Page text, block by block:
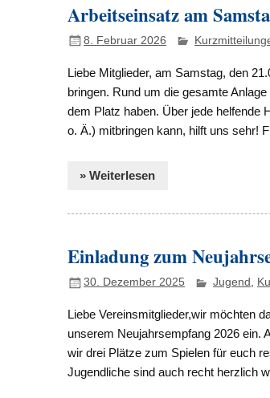
Arbeitseinsatz am
8. Februar 2026
Liebe Mitglieder, am Samstag, den
bringen. Rund um die gesamte
dem Platz haben. Über jede helfende
o. Ä.) mitbringen kann, hilft uns sehr!
» Weiterlesen
Einladung zum
30. Dezember 2025 Jugend ,
Liebe Vereinsmitglieder,wir möchten
unserem Neujahrsempfang 2026 ein.
wir drei Plätze zum Spielen für euch
Jugendliche sind auch recht herzlich